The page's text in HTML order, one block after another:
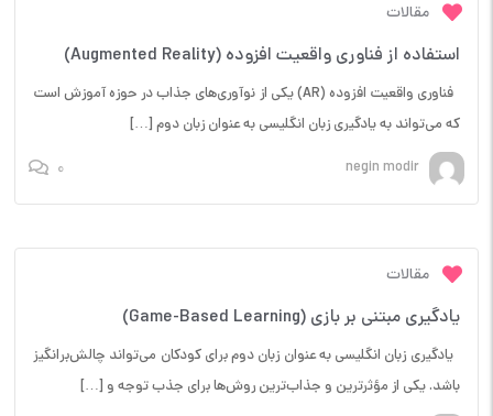
مقالات
استفاده از فناوری واقعیت افزوده (Augmented Reality)
فناوری واقعیت افزوده (AR) یکی از نوآوری‌های جذاب در حوزه آموزش است
که می‌تواند به یادگیری زبان انگلیسی به عنوان زبان دوم […]
negin modir
0
مقالات
یادگیری مبتنی بر بازی (Game-Based Learning)
یادگیری زبان انگلیسی به عنوان زبان دوم برای کودکان می‌تواند چالش‌برانگیز
باشد. یکی از مؤثرترین و جذاب‌ترین روش‌ها برای جذب توجه و […]